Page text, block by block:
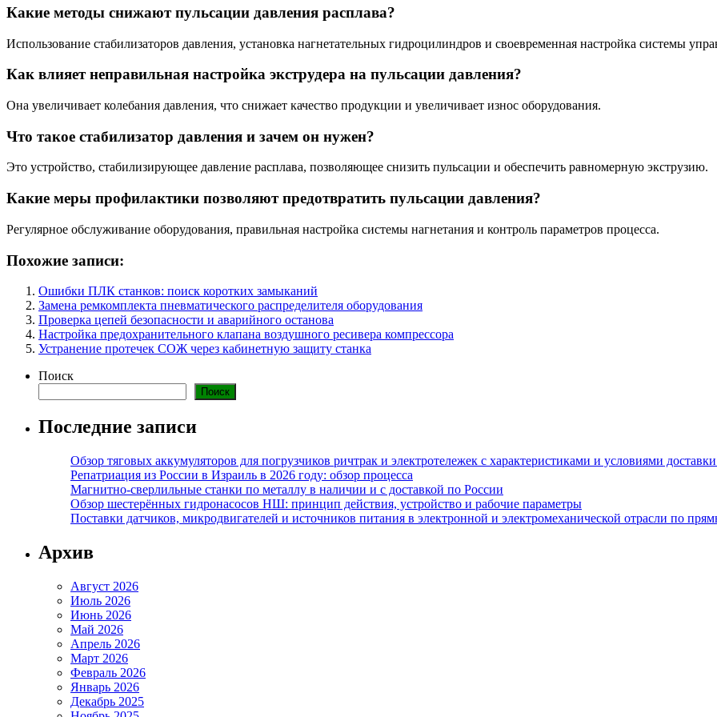
Какие методы снижают пульсации давления расплава?
Использование стабилизаторов давления, установка нагнетательных гидроцилиндров и своевременная настройка системы
Как влияет неправильная настройка экструдера на пульсации давления?
Она увеличивает колебания давления, что снижает качество продукции и увеличивает износ оборудования.
Что такое стабилизатор давления и зачем он нужен?
Это устройство, стабилизирующее давление расплава, позволяющее снизить пульсации и обеспечить равномерную экструзию.
Какие меры профилактики позволяют предотвратить пульсации давления?
Регулярное обслуживание оборудования, правильная настройка системы нагнетания и контроль параметров процесса.
Похожие записи:
Ошибки ПЛК станков: поиск коротких замыканий
Замена ремкомплекта пневматического распределителя оборудования
Проверка цепей безопасности и аварийного останова
Настройка предохранительного клапана воздушного ресивера компрессора
Устранение протечек СОЖ через кабинетную защиту станка
Поиск
Поиск
Последние записи
Обзор тяговых аккумуляторов для погрузчиков ричтрак и электротележек с характеристиками и условиями доставки
Репатриация из России в Израиль в 2026 году: обзор процесса
Магнитно-сверлильные станки по металлу в наличии и с доставкой по России
Обзор шестерённых гидронасосов НШ: принцип действия, устройство и рабочие параметры
Поставки датчиков, микродвигателей и источников питания в электронной и электромеханической отрасли по
Архив
Август 2026
Июль 2026
Июнь 2026
Май 2026
Апрель 2026
Март 2026
Февраль 2026
Январь 2026
Декабрь 2025